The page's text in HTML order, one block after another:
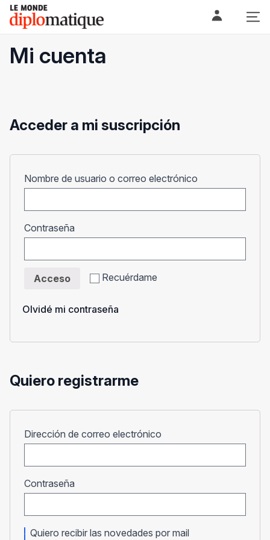
Skip
content
Le monde diplomatique
Mi cuenta
Acceder a mi suscripción
Nombre de usuario o correo electrónico
Contraseña
Recuérdame
Acceso
Olvidé mi contraseña
Quiero registrarme
Dirección de correo electrónico
Contraseña
Quiero recibir las novedades por mail